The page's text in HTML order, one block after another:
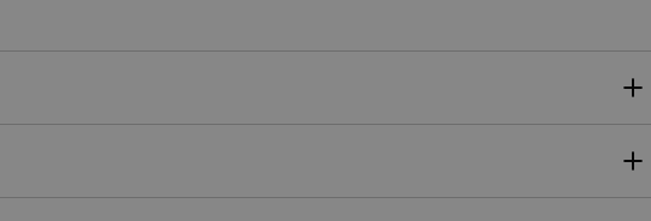
NORWEGIAN